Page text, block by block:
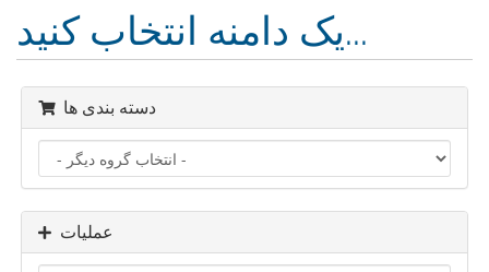
یک دامنه انتخاب کنید...
دسته بندی ها
عملیات